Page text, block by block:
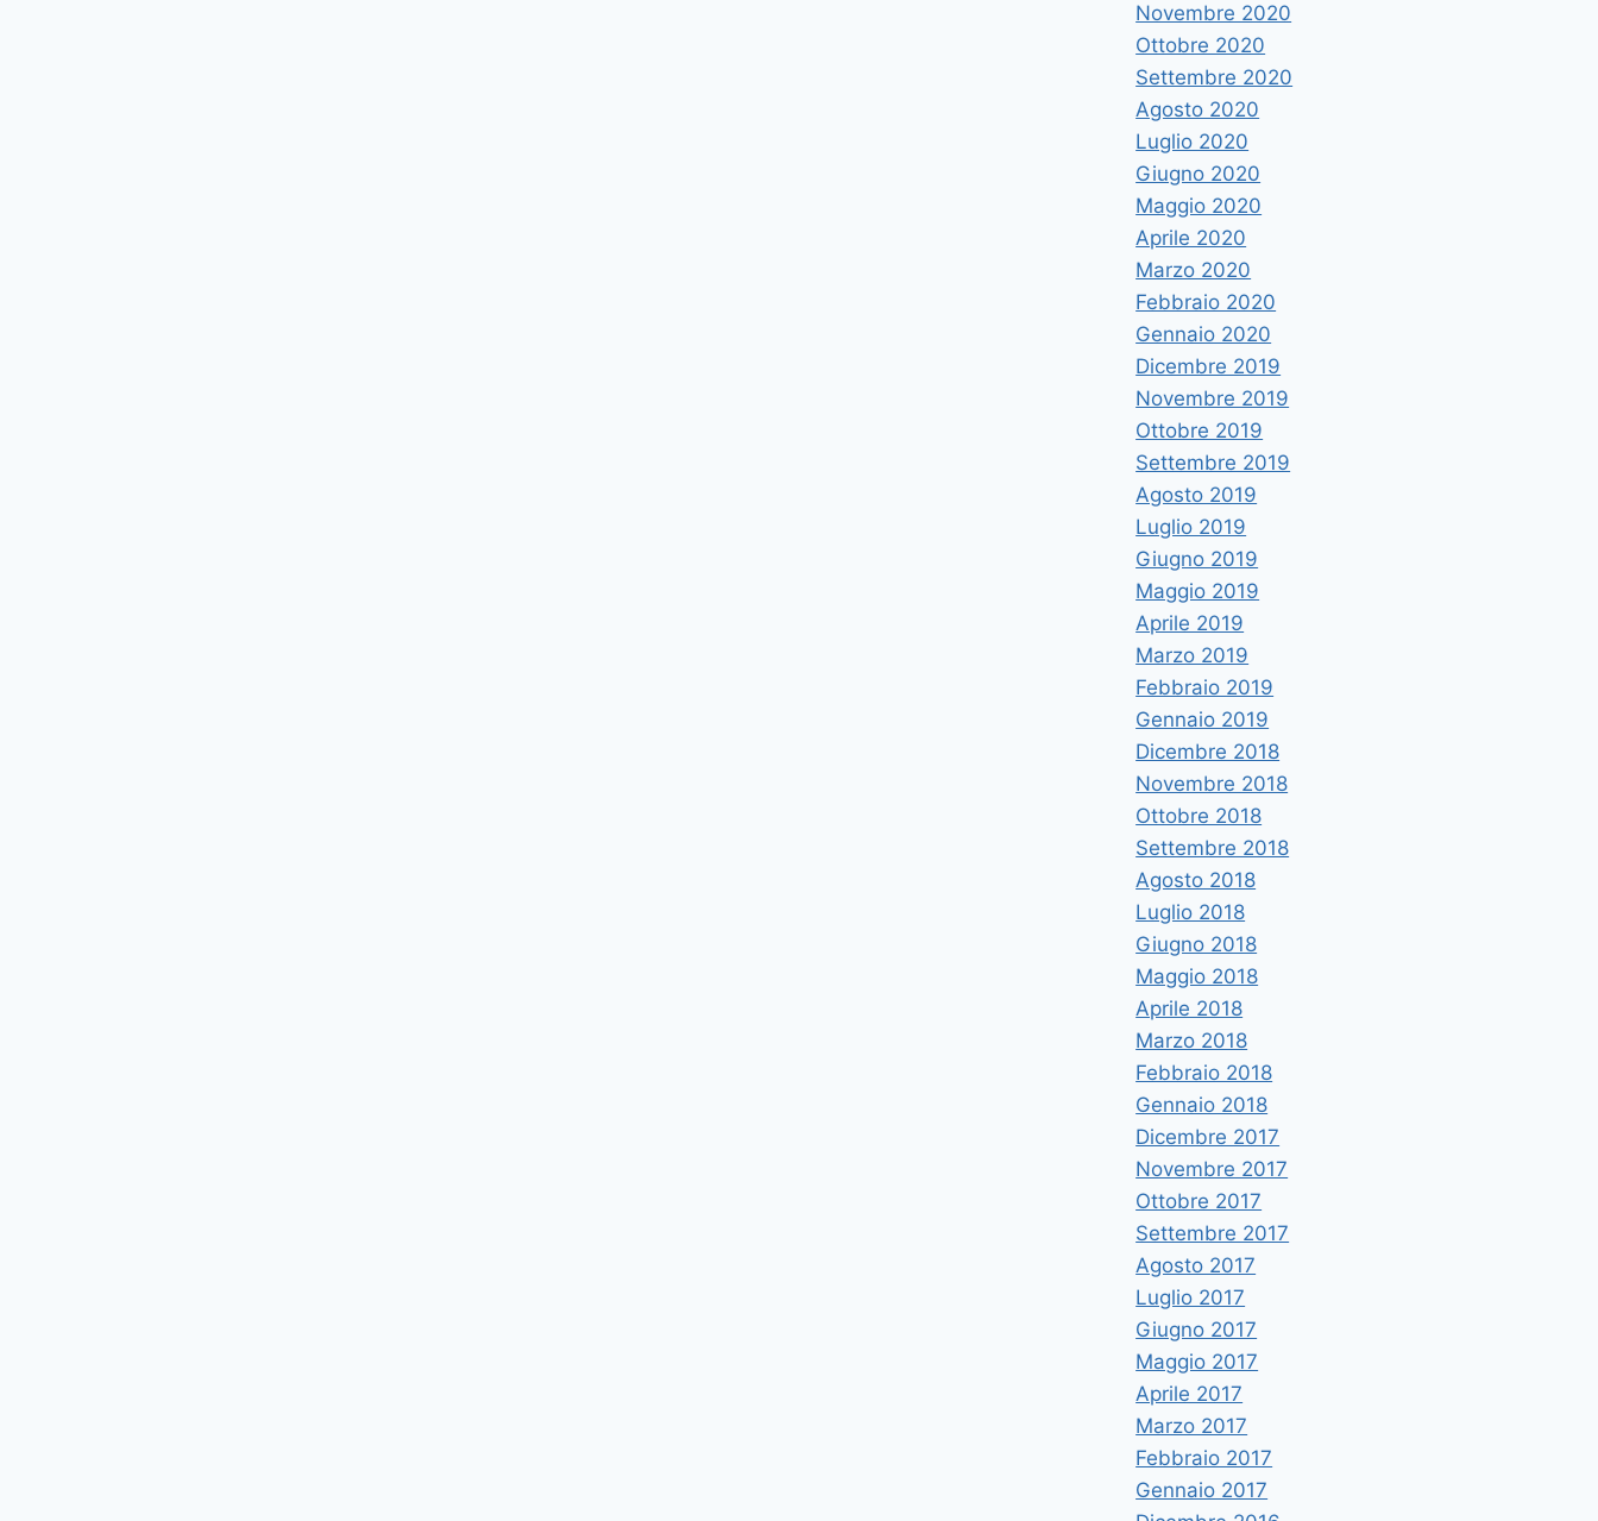
Novembre 2020
Ottobre 2020
Settembre 2020
Agosto 2020
Luglio 2020
Giugno 2020
Maggio 2020
Aprile 2020
Marzo 2020
Febbraio 2020
Gennaio 2020
Dicembre 2019
Novembre 2019
Ottobre 2019
Settembre 2019
Agosto 2019
Luglio 2019
Giugno 2019
Maggio 2019
Aprile 2019
Marzo 2019
Febbraio 2019
Gennaio 2019
Dicembre 2018
Novembre 2018
Ottobre 2018
Settembre 2018
Agosto 2018
Luglio 2018
Giugno 2018
Maggio 2018
Aprile 2018
Marzo 2018
Febbraio 2018
Gennaio 2018
Dicembre 2017
Novembre 2017
Ottobre 2017
Settembre 2017
Agosto 2017
Luglio 2017
Giugno 2017
Maggio 2017
Aprile 2017
Marzo 2017
Febbraio 2017
Gennaio 2017